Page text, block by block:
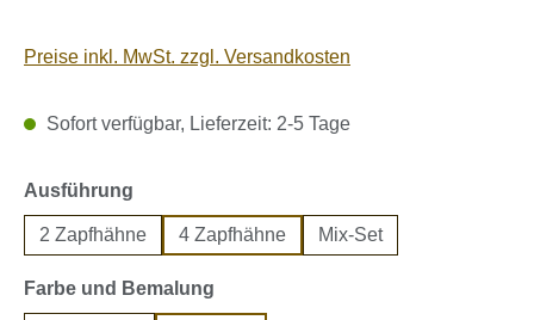
Preise inkl. MwSt. zzgl. Versandkosten
Sofort verfügbar, Lieferzeit: 2-5 Tage
Ausführung
2 Zapfhähne 4 Zapfhähne Mix-Set
Farbe und Bemalung